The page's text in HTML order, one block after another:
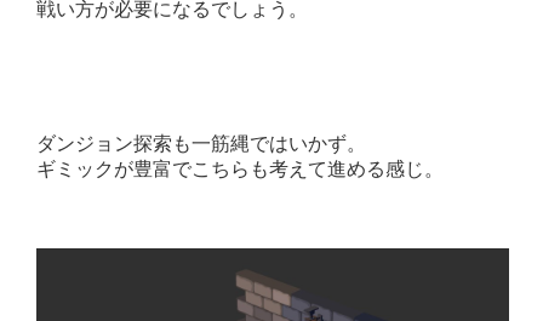
戦い方が必要になるでしょう。
ダンジョン探索も一筋縄ではいかず。
ギミックが豊富でこちらも考えて進める感じ。